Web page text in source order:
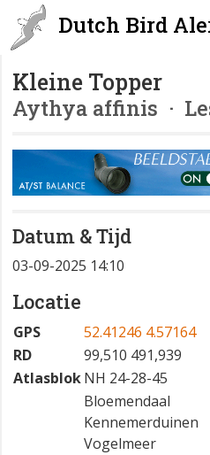
Dutch Bird
Kleine Topper
Aythya affinis ·
Datum & Tijd
03-09-2025 14:10
Locatie
GPS
52.41246 4.57164
RD
99,510 491,939
AtlasblokNH 24-28-45
Bloemendaal
Kennemerduinen
Vogelmeer